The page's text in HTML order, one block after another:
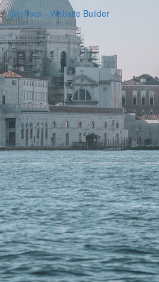
SitePack - Website Builder